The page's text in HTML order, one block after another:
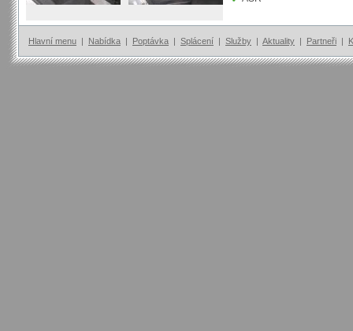
Hlavní menu | Nabídka | Poptávka | Splácení | Služby | Aktuality | Partneři |